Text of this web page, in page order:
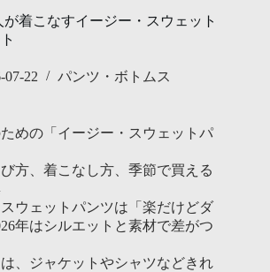
が着こなすイージー・スウェット
07-22 パンツ・ボトムス
めの「イージー・スウェットパ
方、着こなし方、季節で買える
ウェットパンツは「楽だけどダ
年はシルエットと素材で差がつ
、ジャケットやシャツなどきれ